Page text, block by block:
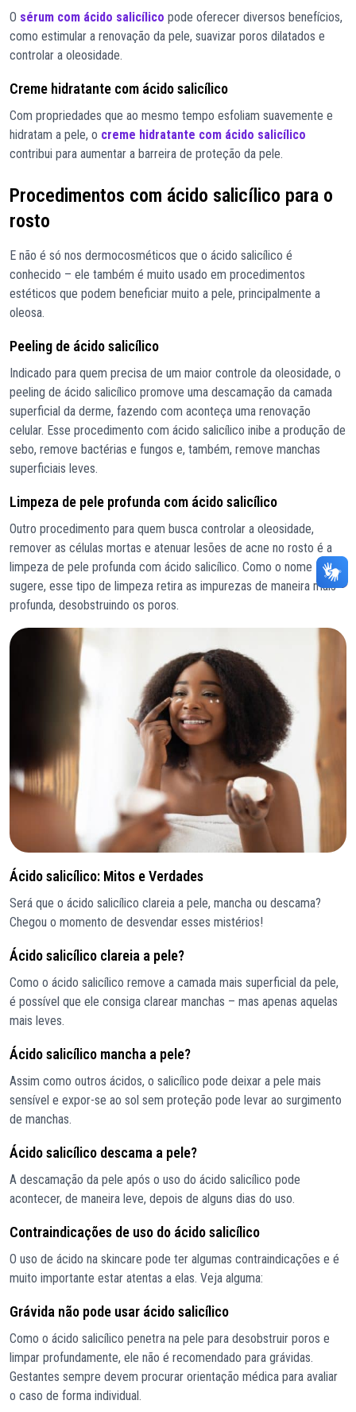
O sérum com ácido salicílico pode oferecer diversos benefícios,
como estimular a renovação da pele, suavizar poros dilatados e
controlar a oleosidade.
Creme hidratante com ácido salicílico
Com propriedades que ao mesmo tempo esfoliam suavemente e
hidratam a pele, o creme hidratante com ácido salicílico
contribui para aumentar a barreira de proteção da pele.
Procedimentos com ácido salicílico para o
rosto
E não é só nos dermocosméticos que o ácido salicílico é
conhecido – ele também é muito usado em procedimentos
estéticos que podem beneficiar muito a pele, principalmente a
oleosa.
Peeling de ácido salicílico
Indicado para quem precisa de um maior controle da oleosidade, o
peeling de ácido salicílico promove uma descamação da camada
superficial da derme, fazendo com aconteça uma renovação
celular. Esse procedimento com ácido salicílico inibe a produção de
sebo, remove bactérias e fungos e, também, remove manchas
superficiais leves.
Limpeza de pele profunda com ácido salicílico
Outro procedimento para quem busca controlar a oleosidade,
remover as células mortas e atenuar lesões de acne no rosto é a
limpeza de pele profunda com ácido salicílico. Como o nome
sugere, esse tipo de limpeza retira as impurezas de maneira mais
profunda, desobstruindo os poros.
Ácido salicílico: Mitos e Verdades
Será que o ácido salicílico clareia a pele, mancha ou descama?
Chegou o momento de desvendar esses mistérios!
Ácido salicílico clareia a pele?
Como o ácido salicílico remove a camada mais superficial da pele,
é possível que ele consiga clarear manchas – mas apenas aquelas
mais leves.
Ácido salicílico mancha a pele?
Assim como outros ácidos, o salicílico pode deixar a pele mais
sensível e expor-se ao sol sem proteção pode levar ao surgimento
de manchas.
Ácido salicílico descama a pele?
A descamação da pele após o uso do ácido salicílico pode
acontecer, de maneira leve, depois de alguns dias do uso.
Contraindicações de uso do ácido salicílico
O uso de ácido na skincare pode ter algumas contraindicações e é
muito importante estar atentas a elas. Veja alguma:
Grávida não pode usar ácido salicílico
Como o ácido salicílico penetra na pele para desobstruir poros e
limpar profundamente, ele não é recomendado para grávidas.
Gestantes sempre devem procurar orientação médica para avaliar
o caso de forma individual.